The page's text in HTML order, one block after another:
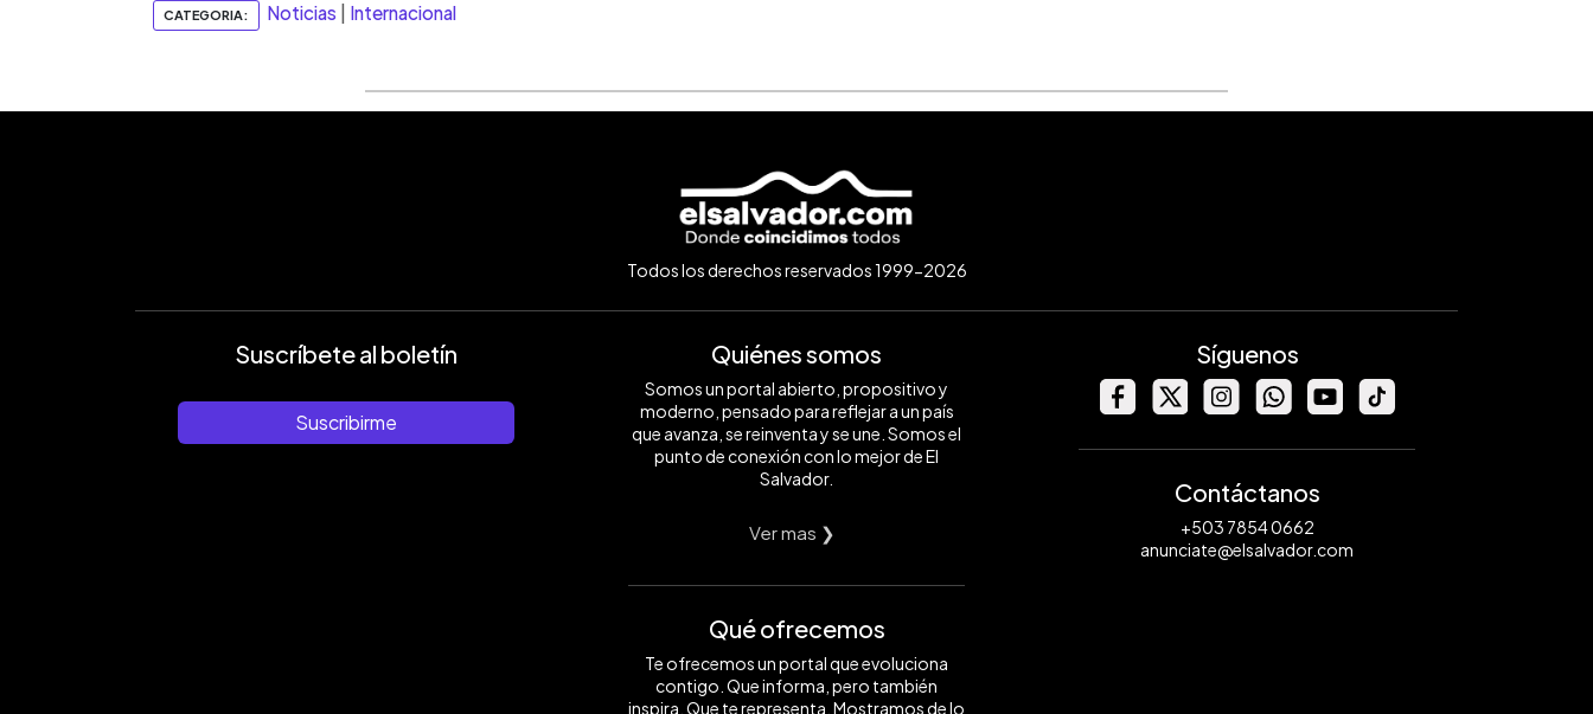
CATEGORIA: Noticias Internacional
Todos los derechos reservados 1999-2026
Suscríbete al boletín
Suscribirme
Quiénes somos
Somos un portal abierto, propositivo y
moderno, pensado para reflejar a un país
que avanza, se reinventa y se une. Somos el
punto de conexión con lo mejor de El
Salvador.
Ver mas ❯
Qué ofrecemos
Te ofrecemos un portal que evoluciona
contigo. Que informa, pero también
inspira. Que te representa. Mostramos de lo
Síguenos
Contáctanos
+503 7854 0662
anunciate@elsalvador.com